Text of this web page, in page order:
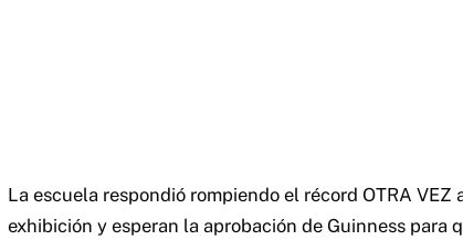
La escuela respondió rompiendo el récord OTRA VEZ
exhibición y esperan la aprobación de Guinness para